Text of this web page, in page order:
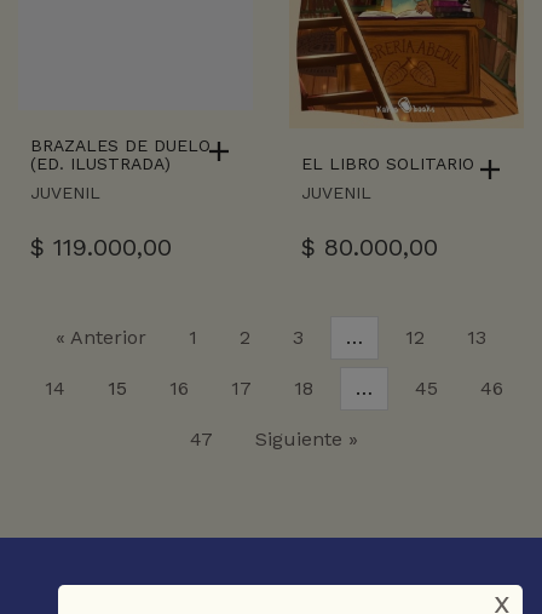
BRAZALES DE DUELO
(ED. ILUSTRADA)
JUVENIL
$ 119.000,00
EL LIBRO SOLITARIO
JUVENIL
$ 80.000,00
« Anterior 1 2 3 … 12 13
14 15 16 17 18 … 45 46
47 Siguiente »
x